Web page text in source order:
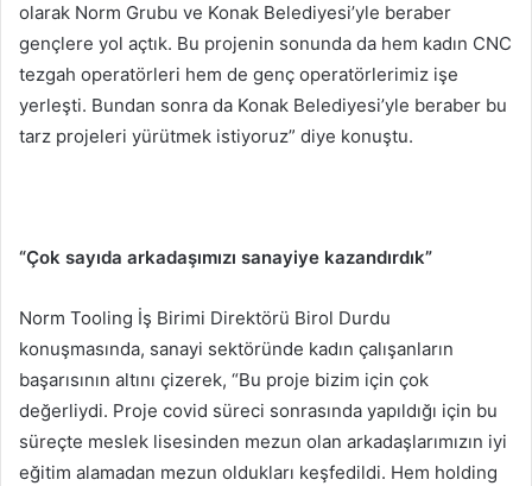
olarak Norm Grubu ve Konak Belediyesi’yle beraber
gençlere yol açtık. Bu projenin sonunda da hem kadın CNC
tezgah operatörleri hem de genç operatörlerimiz işe
yerleşti. Bundan sonra da Konak Belediyesi’yle beraber bu
tarz projeleri yürütmek istiyoruz” diye konuştu.
“Çok sayıda arkadaşımızı sanayiye kazandırdık”
Norm Tooling İş Birimi Direktörü Birol Durdu
konuşmasında, sanayi sektöründe kadın çalışanların
başarısının altını çizerek, “Bu proje bizim için çok
değerliydi. Proje covid süreci sonrasında yapıldığı için bu
süreçte meslek lisesinden mezun olan arkadaşlarımızın iyi
eğitim alamadan mezun oldukları keşfedildi. Hem holding